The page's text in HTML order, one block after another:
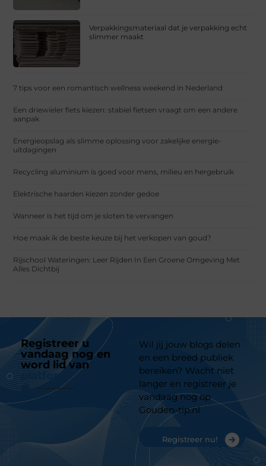
Verpakkingsmateriaal dat je verpakking echt
slimmer maakt
7 tips voor een romantisch wellness weekend in Nederland
Een driewieler fiets kiezen: stabiel fietsen vraagt om een andere
aanpak
Energieopslag als slimme oplossing voor zakelijke energie-
uitdagingen
Recycling aluminium is goed voor mens, milieu en hergebruik
Elektrische haarden kiezen zonder gedoe
Wanneer is het tijd om je sloten te vervangen
Hoe maak ik de beste keuze bij het verkopen van goud?
Rijschool Wateringen: Leer Rijden In Een Groene Omgeving Met
Alles Dichtbij
Registreer u
vandaag nog en
word lid van
platform
Wil jij jouw blogs delen
en een breed publiek
bereiken? Wacht niet
langer en registreer je
vandaag nog op
Gouden-tip.nl
Registreer nu!